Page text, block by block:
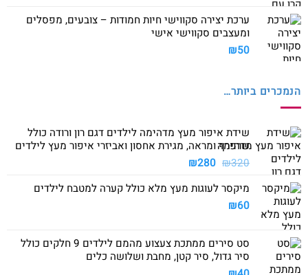
ערכת יצירה סקווישי חיות חמודות – צובעים, מפסלים
ומעצבים סקווישי אישי
₪50
הנמכרים ביותר…
שידת איפור מעץ מדהימה לילדים דגם רון ורודה כולל
שרפרף ומראה, מגירת אחסון ואביזרי איפור מעץ לילדים
₪320
המחיר
היה:
₪280 המחיר
הוא:
מיקסר לעוגות מעץ מלא כולל קערה למטבח לילדים
₪60
סט סירים ממתכת צעצוע מהמם לילדים 9 חלקים כולל
סיר גדול, סיר קטן, מחבת ושלושה כלים